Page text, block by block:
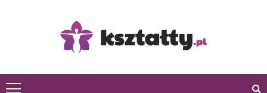
Kształty